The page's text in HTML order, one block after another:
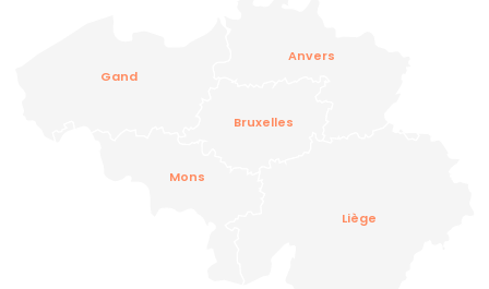
Gand
Anvers
Mons
Bruxelles
Liège